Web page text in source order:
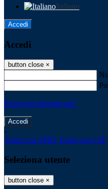
Italiano
Accedi
Accedi
button close ×
Password dimenticata?
-
Entra con SPID Entra con CIE
Seleziona utente
button close ×